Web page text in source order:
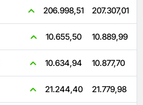
206.998,51 207.307,01
10.655,50 10.889,99
10.634,94 10.877,70
21.244,40 21.779,98